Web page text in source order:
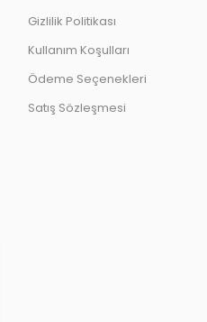
Gizlilik Politikası
Kullanım Koşulları
Ödeme Seçenekleri
Satış Sözleşmesi